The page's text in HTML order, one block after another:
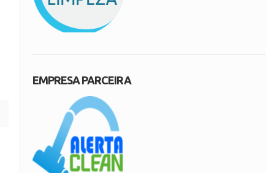
EMPRESA PARCEIRA